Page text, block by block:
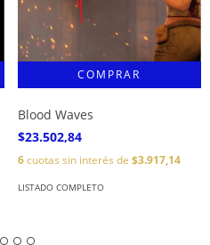
Blood Waves
$23.502,84
6cuotas sin interés de $3.917,14
LISTADO COMPLETO